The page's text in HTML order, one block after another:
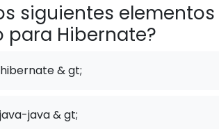
siguientes elementos
para Hibernate?
& gt;
java & gt;